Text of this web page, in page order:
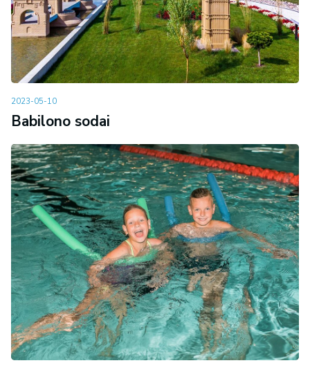
2023-05-10
Babilono sodai